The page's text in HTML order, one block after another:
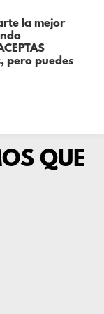
QUE
la mejor
pero puedes